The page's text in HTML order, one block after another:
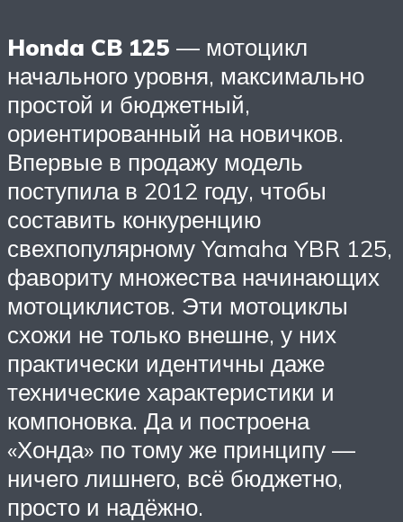
Honda CB 125 — мотоцикл
начального уровня, максимально
простой и бюджетный,
ориентированный на новичков.
Впервые в продажу модель
поступила в 2012 году, чтобы
составить конкуренцию
свехпопулярному Yamaha YBR 125,
фавориту множества начинающих
мотоциклистов. Эти мотоциклы
схожи не только внешне, у них
практически идентичны даже
технические характеристики и
компоновка. Да и построена
«Хонда» по тому же принципу —
ничего лишнего, всё бюджетно,
просто и надёжно.